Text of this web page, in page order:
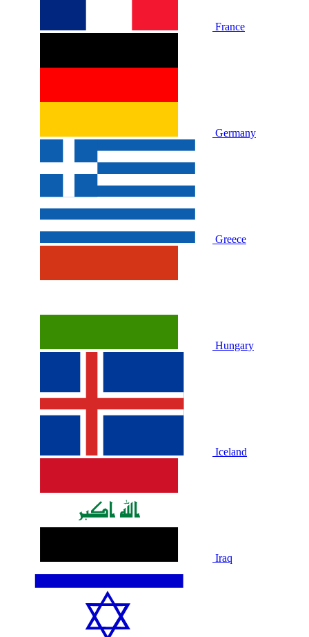
France
Germany
Greece
Hungary
Iceland
Iraq